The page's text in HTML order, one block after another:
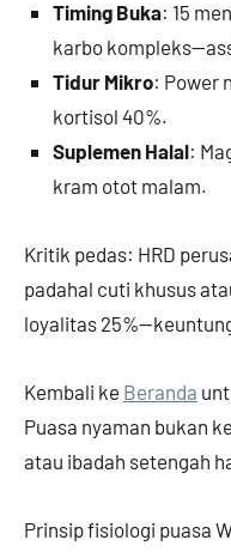
Timing Buka: 15
karbo
Tidur Mikro: Power
kortisol 40%.
Suplemen Halal:
kram otot malam.
Kritik pedas: HRD
padahal cuti khusus
loyalitas
Kembali ke Beranda
Puasa nyaman bukan
atau ibadah setengah
Prinsip fisiologi puasa